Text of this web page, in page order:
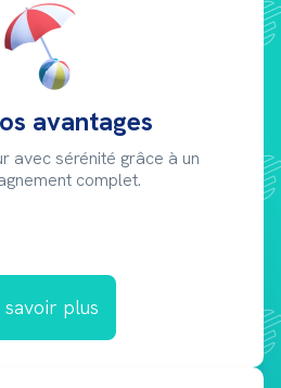
avantages
avec sérénité grâce à un
complet.
savoir plus